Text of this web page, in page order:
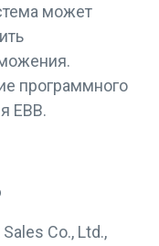
может
программного
EBB.
Co., Ltd.,